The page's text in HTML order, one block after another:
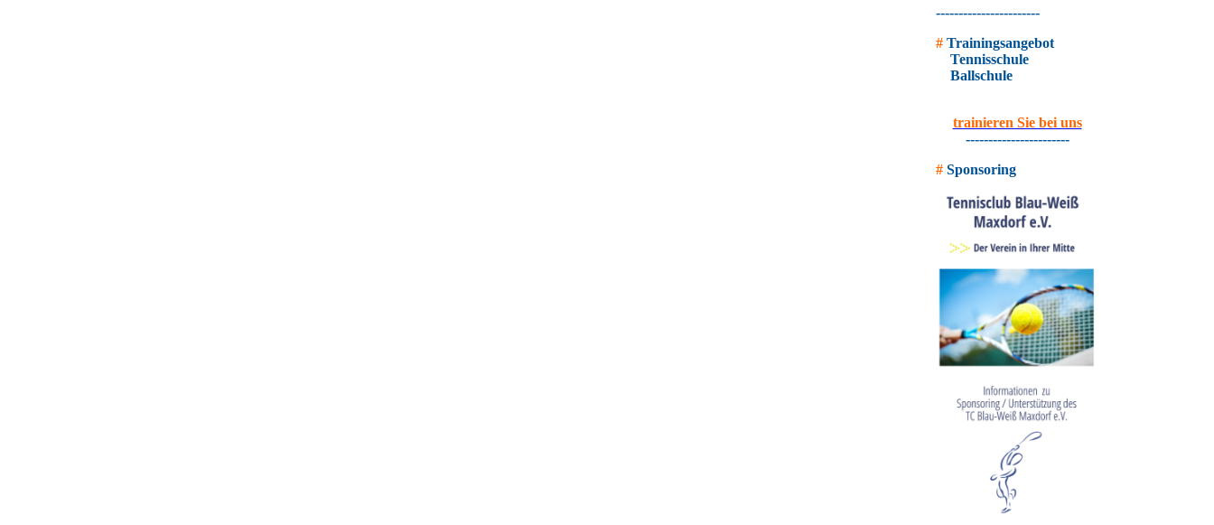
-----------------------
# Trainingsangebot
Tennisschule
Ballschule
trainieren Sie bei uns
-----------------------
# Sponsoring